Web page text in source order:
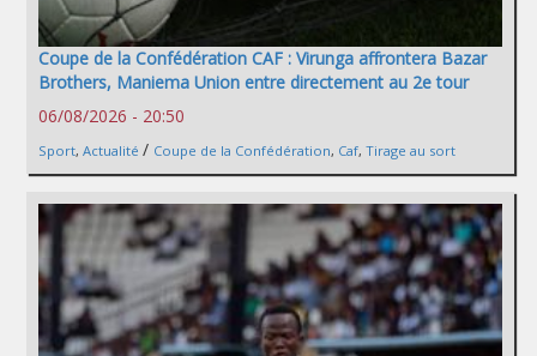
Coupe de la Confédération CAF : Virunga affrontera Bazar
Brothers, Maniema Union entre directement au 2e tour
06/08/2026 - 20:50
Sport, Actualité / Coupe de la Confédération, Caf, Tirage au sort